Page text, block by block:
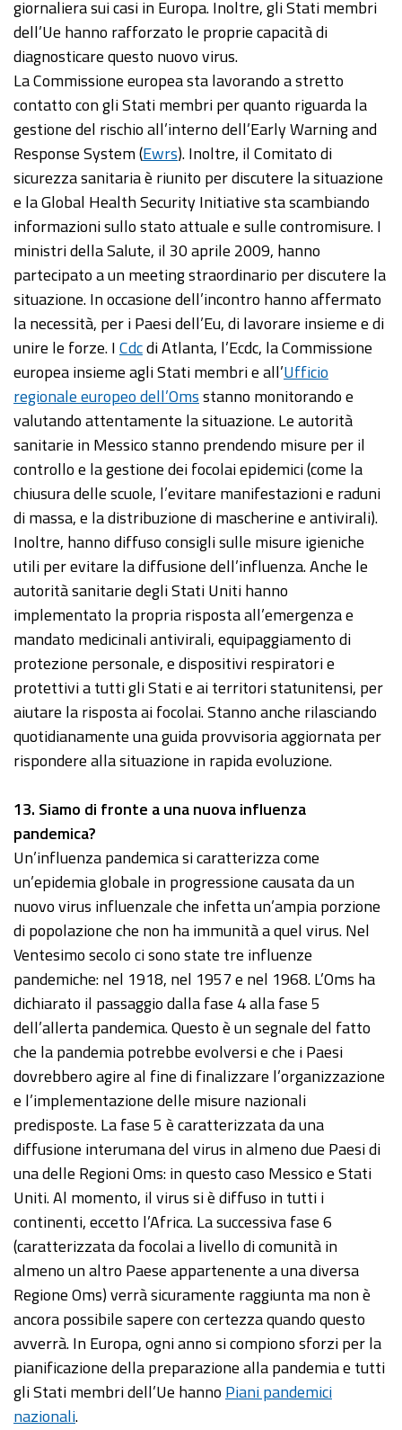
giornaliera sui casi in Europa. Inoltre, gli Stati membri
dell’Ue hanno rafforzato le proprie capacità di
diagnosticare questo nuovo virus.
La Commissione europea sta lavorando a stretto
contatto con gli Stati membri per quanto riguarda la
gestione del rischio all’interno dell’Early Warning and
Response System (Ewrs). Inoltre, il Comitato di
sicurezza sanitaria è riunito per discutere la situazione
e la Global Health Security Initiative sta scambiando
informazioni sullo stato attuale e sulle contromisure. I
ministri della Salute, il 30 aprile 2009, hanno
partecipato a un meeting straordinario per discutere la
situazione. In occasione dell’incontro hanno affermato
la necessità, per i Paesi dell’Eu, di lavorare insieme e di
unire le forze. ICdcdi Atlanta, l’Ecdc, la Commissione
europea insieme agli Stati membri e all’Ufficio
regionale europeo dell’Omsstanno monitorando e
valutando attentamente la situazione. Le autorità
sanitarie in Messico stanno prendendo misure per il
controllo e la gestione dei focolai epidemici (come la
chiusura delle scuole, l’evitare manifestazioni e raduni
di massa, e la distribuzione di mascherine e antivirali).
Inoltre, hanno diffuso consigli sulle misure igieniche
utili per evitare la diffusione dell’influenza. Anche le
autorità sanitarie degli Stati Uniti hanno
implementato la propria risposta all’emergenza e
mandato medicinali antivirali, equipaggiamento di
protezione personale, e dispositivi respiratori e
protettivi a tutti gli Stati e ai territori statunitensi, per
aiutare la risposta ai focolai. Stanno anche rilasciando
quotidianamente una guida provvisoria aggiornata per
rispondere alla situazione in rapida evoluzione.
13. Siamo di fronte a una nuova influenza
pandemica?
Un’influenza pandemica si caratterizza come
un’epidemia globale in progressione causata da un
nuovo virus influenzale che infetta un’ampia porzione
di popolazione che non ha immunità a quel virus. Nel
Ventesimo secolo ci sono state tre influenze
pandemiche: nel 1918, nel 1957 e nel 1968. L’Oms ha
dichiarato il passaggio dalla fase 4 alla fase 5
dell’allerta pandemica. Questo è un segnale del fatto
che la pandemia potrebbe evolversi e che i Paesi
dovrebbero agire al fine di finalizzare l’organizzazione
e l’implementazione delle misure nazionali
predisposte. La fase 5 è caratterizzata da una
diffusione interumana del virus in almeno due Paesi di
una delle Regioni Oms: in questo caso Messico e Stati
Uniti. Al momento, il virus si è diffuso in tutti i
continenti, eccetto l’Africa. La successiva fase 6
(caratterizzata da focolai a livello di comunità in
almeno un altro Paese appartenente a una diversa
Regione Oms) verrà sicuramente raggiunta ma non è
ancora possibile sapere con certezza quando questo
avverrà. In Europa, ogni anno si compiono sforzi per la
pianificazione della preparazione alla pandemia e tutti
gli Stati membri dell’Ue hanno Piani pandemici
nazionali.